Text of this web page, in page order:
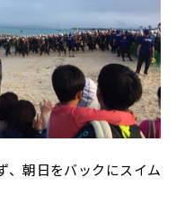
、朝日をバックにスイム